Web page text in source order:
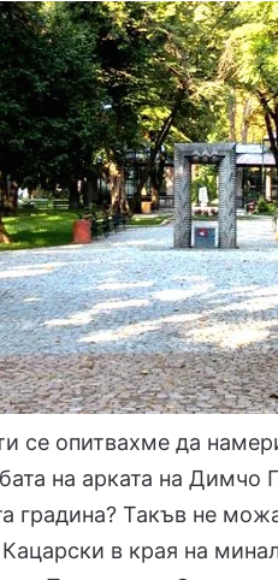
се опитвахме да
на арката на Димчо
градина? Такъв не
в края на